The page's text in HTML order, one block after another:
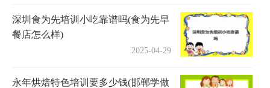
深圳食为先培训小吃靠谱吗(食为先早
餐店怎么样)
2025-04-29
永年烘焙特色培训要多少钱(邯郸学做